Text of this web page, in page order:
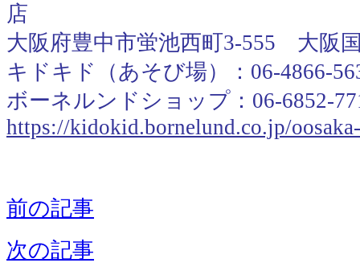
店
大阪府豊中市蛍池西町3-555 大阪
キドキド（あそび場）：06-4866-
ボーネルンドショップ：06-6852-
https://kidokid.bornelund.co.jp/
前の記事
次の記事